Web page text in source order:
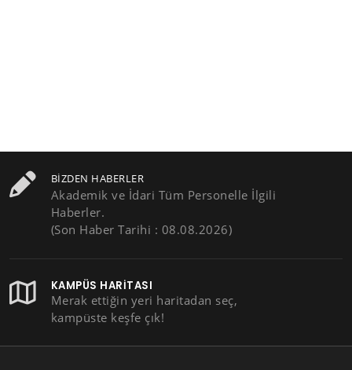
BIZDEN HABERLER
Akademik ve İdari Tüm Personelle İlgili
Haberler.
(Son Haber Tarihi : 08.08.2026)
KAMPÜS HARITASI
Merak ettiğin yeri haritadan seç,
kampüste keşfe çık!